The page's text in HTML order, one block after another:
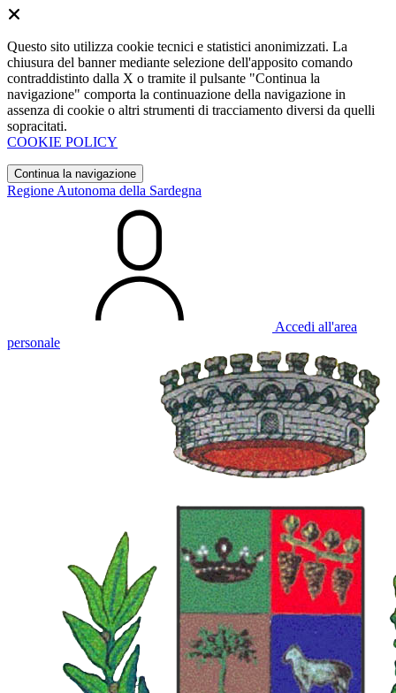
Questo sito utilizza cookie tecnici e statistici anonimizzati. La
chiusura del banner mediante selezione dell'apposito comando
contraddistinto dalla X o tramite il pulsante "Continua la
navigazione" comporta la continuazione della navigazione in
assenza di cookie o altri strumenti di tracciamento diversi da quelli
sopracitati.
COOKIE POLICY
Continua la navigazione
Regione Autonoma della Sardegna
Accedi all'area
personale